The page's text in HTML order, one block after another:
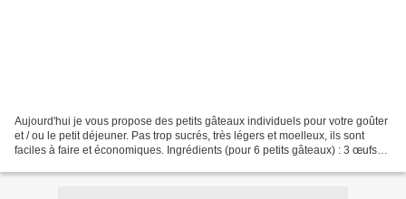
Aujourd'hui je vous propose des petits gâteaux individuels pour votre goûter
et / ou le petit déjeuner. Pas trop sucrés, très légers et moelleux, ils sont
faciles à faire et économiques. Ingrédients (pour 6 petits gâteaux) : 3 œufs